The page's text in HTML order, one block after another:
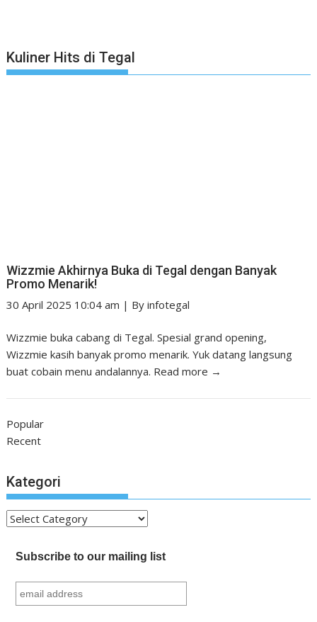
Kuliner Hits di Tegal
Wizzmie Akhirnya Buka di Tegal dengan Banyak
Promo Menarik!
30 April 2025 10:04 am | Byinfotegal
Wizzmie buka cabang di Tegal. Spesial grand opening,
Wizzmie kasih banyak promo menarik. Yuk datang langsung
buat cobain menu andalannya. Read more →
Popular
Recent
Kategori
Kategori
Subscribe to our mailing list